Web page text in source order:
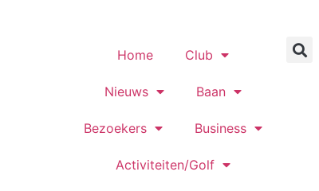
Home Club
Nieuws Baan
Bezoekers Business
Activiteiten/Golf